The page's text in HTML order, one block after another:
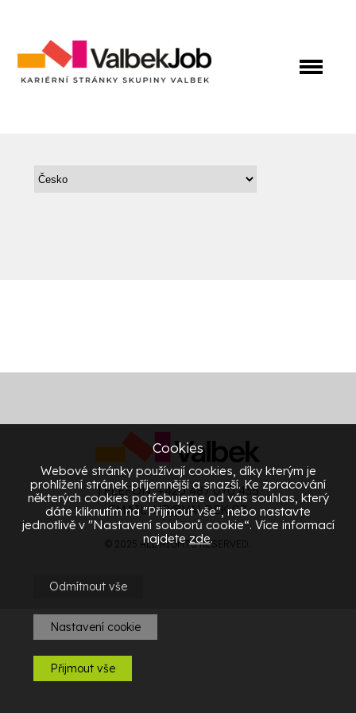
TELEFON: +420 487 070 435
EMAIL:HR@VALBEK.CZ
© 2025 ALL RIGHTS RESERVED.
Cookies
Webové stránky používají cookies, díky kterým je
prohlížení stránek příjemnější a snazší. Ke zpracování
některých cookies potřebujeme od vás souhlas, který
dáte kliknutím na "Přijmout vše", nebo nastavte
jednotlivě v "Nastavení souborů cookie“. Více informací
najdetezde.
Odmítnout vše
Nastavení cookie
Přijmout vše